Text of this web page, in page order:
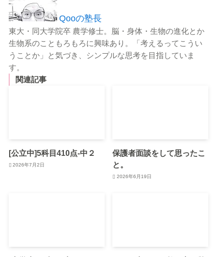
Qooの塾長
東大・同大学院卒 農学修士。脳・身体・生物の進化とか
生物系のこともろもろに興味あり。「考えるってこうい
うことか」と気づき、シンプルな思考を目指していま
す。
関連記事
[公立中]5科目410点-中２
2026年7月2日
保護者面談をして思ったこ
と。
2026年6月19日